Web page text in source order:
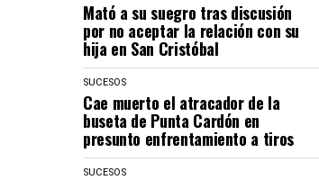
Mató a su suegro tras discusión
por no aceptar la relación con su
hija en San Cristóbal
SUCESOS
Cae muerto el atracador de la
buseta de Punta Cardón en
presunto enfrentamiento a tiros
SUCESOS